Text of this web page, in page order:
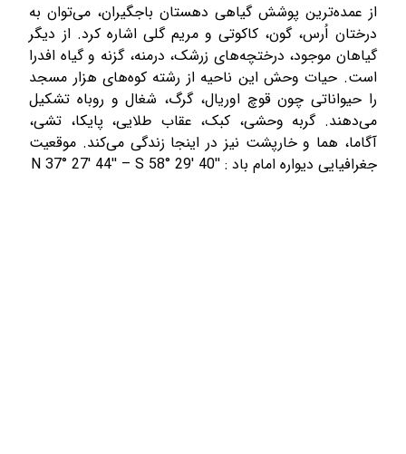
از عمده‌ترین پوشش گیاهی دهستان باجگیران، می‌توان به
درختان اُرس، گون، کاکوتی و مریم گلی اشاره کرد. از دیگر
گیاهان موجود، درختچه‌های زرشک، درمنه، گزنه و گیاه افدرا
است. حیات وحش این ناحیه از رشته کوه‌های هزار مسجد
را حیواناتی چون قوچ اوریال، گرگ، شغال و روباه تشکیل
می‌دهند. گربه وحشی، کبک، عقاب طلایی، پایکا، تشی،
آگاما، هما و خارپشت نیز در اینجا زندگی می‌کند. موقعیت
جغرافیایی دیواره امام باد : N 37° 27′ 44′′ – S 58° 29′ 40′′